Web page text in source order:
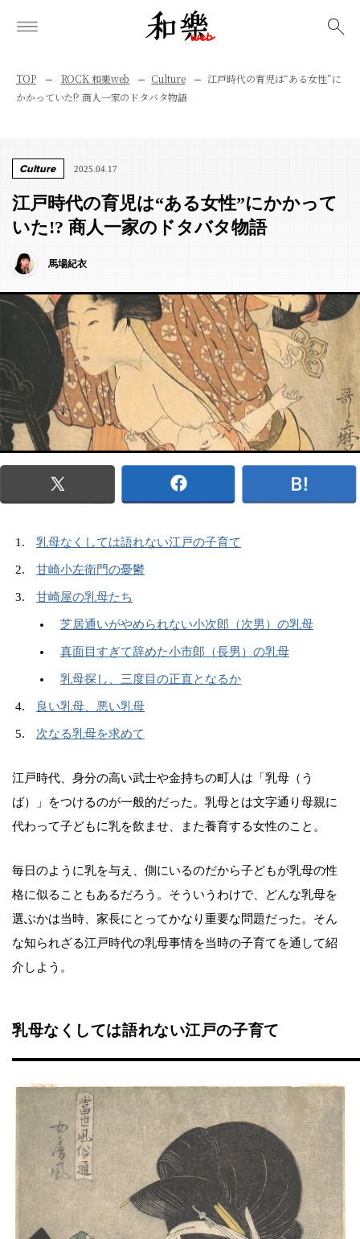
TOP ROCK 和樂web Culture
江戸時代の育児は“ある女性”に
かかっていた!? 商人一家のドタバタ物語
Culture 2025.04.17
江戸時代の育児は“ある女性”にかかって
いた!? 商人一家のドタバタ物語
馬場紀衣
乳母なくしては語れない江戸の子育て
甘崎小左衛門の憂鬱
甘崎屋の乳母たち
芝居通いがやめられない小次郎（次男）の乳母
真面目すぎて辞めた小市郎（長男）の乳母
乳母探し、三度目の正直となるか
良い乳母、悪い乳母
次なる乳母を求めて
江戸時代、身分の高い武士や金持ちの町人は「乳母（う
ば）」をつけるのが一般的だった。乳母とは文字通り母親に
代わって子どもに乳を飲ませ、また養育する女性のこと。
毎日のように乳を与え、側にいるのだから子どもが乳母の性
格に似ることもあるだろう。そういうわけで、どんな乳母を
選ぶかは当時、家長にとってかなり重要な問題だった。そん
な知られざる江戸時代の乳母事情を当時の子育てを通して紹
介しよう。
乳母なくしては語れない江戸の子育て